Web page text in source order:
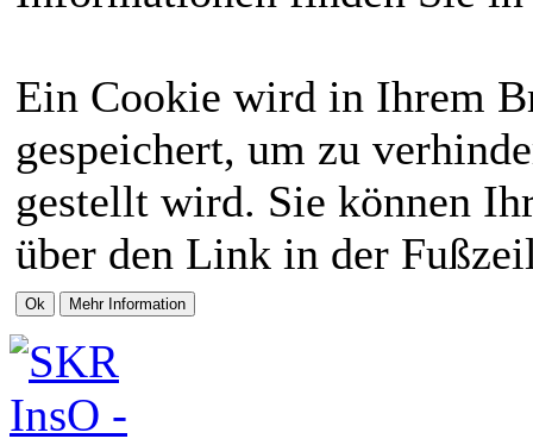
Ein Cookie wird in Ihrem
gespeichert, um zu
gestellt wird. Sie können
über den Link in der